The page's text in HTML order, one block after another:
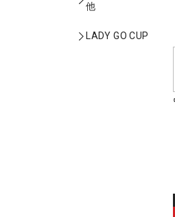
他
LADY GO CUP